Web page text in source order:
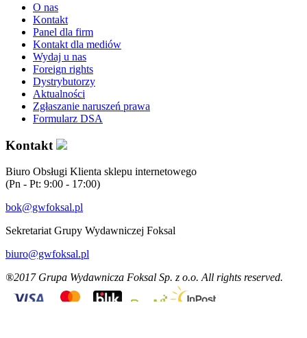
O nas
Kontakt
Panel dla firm
Kontakt dla mediów
Wydaj u nas
Foreign rights
Dystrybutorzy
Aktualności
Zgłaszanie naruszeń prawa
Formularz DSA
Kontakt
Biuro Obsługi Klienta sklepu internetowego
(Pn - Pt: 9:00 - 17:00)
bok@gwfoksal.pl
Sekretariat Grupy Wydawniczej Foksal
biuro@gwfoksal.pl
®2017 Grupa Wydawnicza Foksal Sp. z o.o. All rights reserved.